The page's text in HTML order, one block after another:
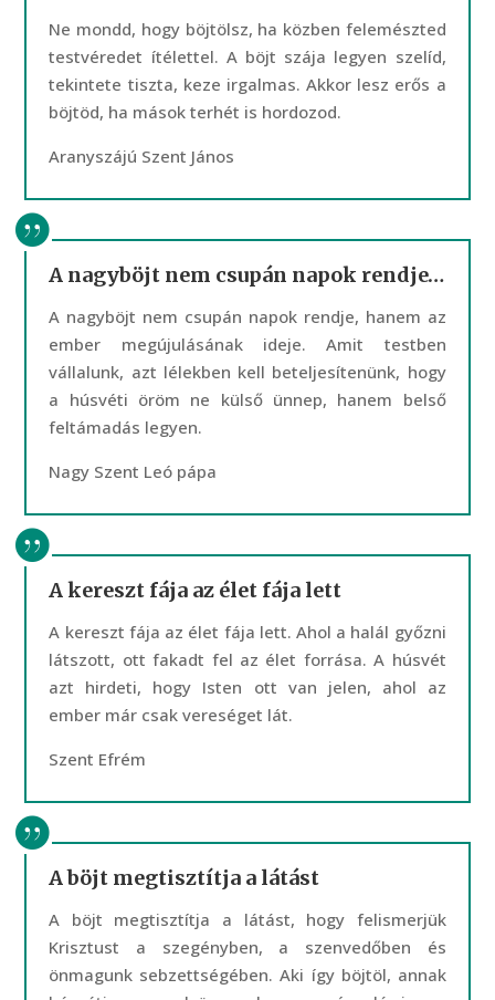
Ne mondd, hogy böjtölsz, ha közben felemészted
testvéredet ítélettel. A böjt szája legyen szelíd,
tekintete tiszta, keze irgalmas. Akkor lesz erős a
böjtöd, ha mások terhét is hordozod.
Aranyszájú Szent János
A nagyböjt nem csupán napok rendje…
A nagyböjt nem csupán napok rendje, hanem az
ember megújulásának ideje. Amit testben
vállalunk, azt lélekben kell beteljesítenünk, hogy
a húsvéti öröm ne külső ünnep, hanem belső
feltámadás legyen.
Nagy Szent Leó pápa
A kereszt fája az élet fája lett
A kereszt fája az élet fája lett. Ahol a halál győzni
látszott, ott fakadt fel az élet forrása. A húsvét
azt hirdeti, hogy Isten ott van jelen, ahol az
ember már csak vereséget lát.
Szent Efrém
A böjt megtisztítja a látást
A böjt megtisztítja a látást, hogy felismerjük
Krisztust a szegényben, a szenvedőben és
önmagunk sebzettségében. Aki így böjtöl, annak